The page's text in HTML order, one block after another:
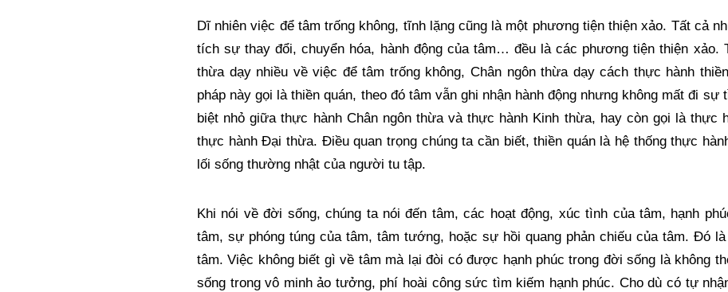
Dĩ nhiên việc để tâm trống không, tĩnh lặng cũng là một phương tiện thiện xảo. Tất cả
tích sự thay đổi, chuyển hóa, hành động của tâm… đều là các phương tiện thiện xảo.
thừa dạy nhiều về việc để tâm trống không, Chân ngôn thừa dạy cách thực hành
pháp này gọi là thiền quán, theo đó tâm vẫn ghi nhận hành động nhưng không mất đi
biệt nhỏ giữa thực hành Chân ngôn thừa và thực hành Kinh thừa, hay còn gọi là thực
thực hành Đại thừa. Điều quan trọng chúng ta cần biết, thiền quán là hệ thống thực
lối sống thường nhật của người tu tập.
Khi nói về đời sống, chúng ta nói đến tâm, các hoạt động, xúc tình của tâm, hạnh
tâm, sự phóng túng của tâm, tâm tướng, hoặc sự hồi quang phản chiếu của tâm. Đó
tâm. Việc không biết gì về tâm mà lại đòi có được hạnh phúc trong đời sống là không
sống trong vô minh ảo tưởng, phí hoài công sức tìm kiếm hạnh phúc. Cho dù có tự